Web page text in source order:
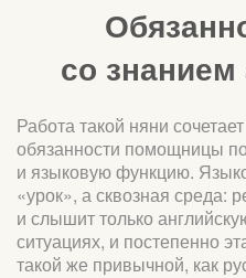
со знанием
Работа такой няни
обязанности помощницы
и языковую функцию.
«урок», а сквозная среда:
и слышит только
ситуациях, и постепенно
такой же привычной, как